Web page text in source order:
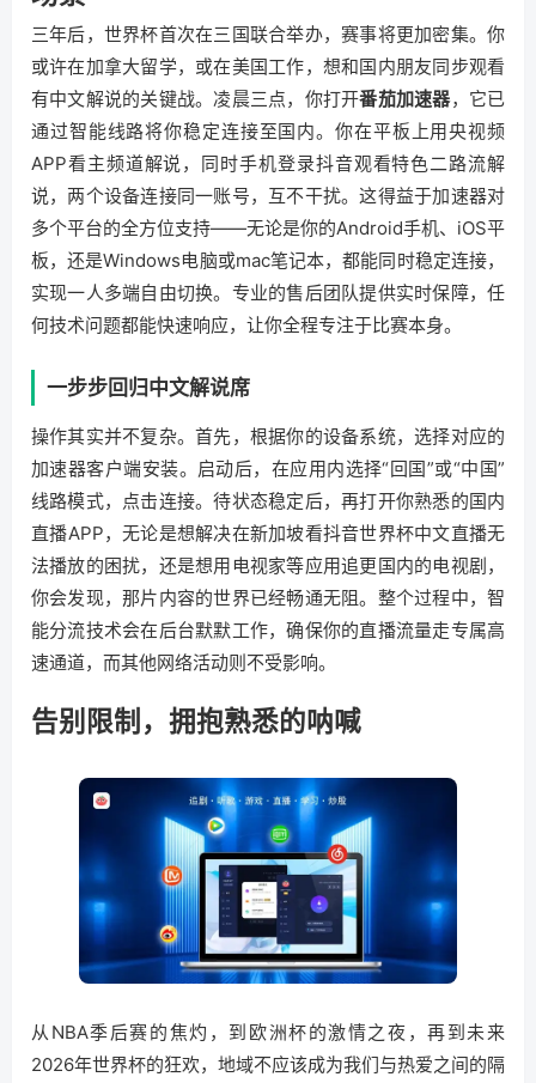
三年后，世界杯首次在三国联合举办，赛事将更加密集。你
或许在加拿大留学，或在美国工作，想和国内朋友同步观看
有中文解说的关键战。凌晨三点，你打开番茄加速器，它已
通过智能线路将你稳定连接至国内。你在平板上用央视频
APP看主频道解说，同时手机登录抖音观看特色二路流解
说，两个设备连接同一账号，互不干扰。这得益于加速器对
多个平台的全方位支持——无论是你的Android手机、iOS平
板，还是Windows电脑或mac笔记本，都能同时稳定连接，
实现一人多端自由切换。专业的售后团队提供实时保障，任
何技术问题都能快速响应，让你全程专注于比赛本身。
一步步回归中文解说席
操作其实并不复杂。首先，根据你的设备系统，选择对应的
加速器客户端安装。启动后，在应用内选择“回国”或“中国”
线路模式，点击连接。待状态稳定后，再打开你熟悉的国内
直播APP，无论是想解决在新加坡看抖音世界杯中文直播无
法播放的困扰，还是想用电视家等应用追更国内的电视剧，
你会发现，那片内容的世界已经畅通无阻。整个过程中，智
能分流技术会在后台默默工作，确保你的直播流量走专属高
速通道，而其他网络活动则不受影响。
告别限制，拥抱熟悉的呐喊
从NBA季后赛的焦灼，到欧洲杯的激情之夜，再到未来
2026年世界杯的狂欢，地域不应该成为我们与热爱之间的隔